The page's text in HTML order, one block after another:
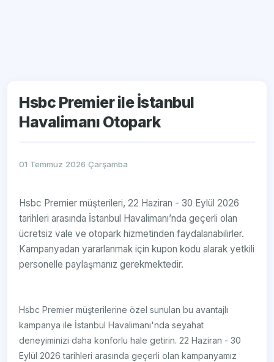
Hsbc Premier ile İstanbul
Havalimanı Otopark
01 Temmuz 2026 Çarşamba
Hsbc Premier müşterileri, 22 Haziran - 30 Eylül 2026
tarihleri arasında İstanbul Havalimanı’nda geçerli olan
ücretsiz vale ve otopark hizmetinden faydalanabilirler.
Kampanyadan yararlanmak için kupon kodu alarak yetkili
personelle paylaşmanız gerekmektedir.
Hsbc Premier müşterilerine özel sunulan bu avantajlı
kampanya ile İstanbul Havalimanı'nda seyahat
deneyiminizi daha konforlu hale getirin. 22 Haziran - 30
Eylül 2026 tarihleri arasında geçerli olan kampanyamız